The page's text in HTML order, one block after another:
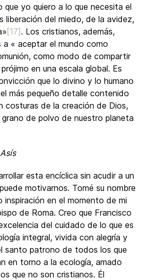
yo quiero a lo que necesita el
liberación del miedo, de la avidez,
[17] . Los cristianos, además,
a « aceptar el mundo como
como modo de compartir
en una escala global. Es
que lo divino y lo humano
más pequeño detalle contenido
costuras de la creación de Dios,
de polvo de nuestro planeta
esta encíclica sin acudir a un
motivarnos. Tomé su nombre
inspiración en el momento de mi
de Roma. Creo que Francisco
del cuidado de lo que es
integral, vivida con alegría y
santo patrono de todos los que
en torno a la ecología, amado
que no son cristianos. Él